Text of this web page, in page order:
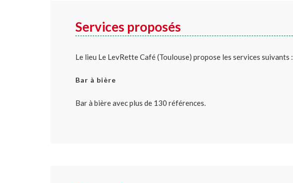
Services proposés
Le lieu Le LevRette Café (Toulouse) propose les services suivants :
Bar à bière
Bar à bière avec plus de 130 références.